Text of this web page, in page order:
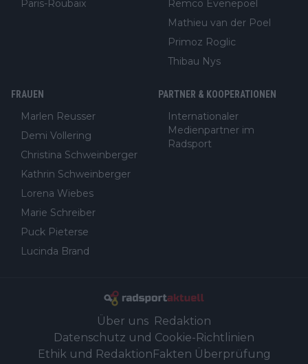
Paris-Roubaix
Remco Evenepoel
Mathieu van der Poel
Primoz Roglic
Thibau Nys
FRAUEN
Marlen Reusser
Demi Vollering
Christina Schweinberger
Kathrin Schweinberger
Lorena Wiebes
Marie Schreiber
Puck Pieterse
Lucinda Brand
PARTNER & KOOPERATIONEN
Internationaler
Medienpartner im
Radsport
Über uns Redaktion
Datenschutz und Cookie-Richtlinien
Ethik und Redaktion Fakten Überprüfung